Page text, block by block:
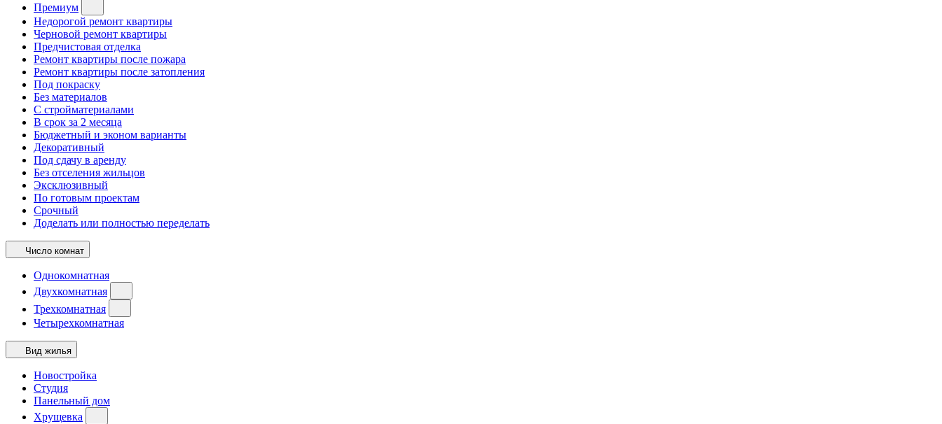
Премиум
Недорогой ремонт квартиры
Черновой ремонт квартиры
Предчистовая отделка
Ремонт квартиры после пожара
Ремонт квартиры после затопления
Под покраску
Без материалов
С стройматериалами
В срок за 2 месяца
Бюджетный и эконом варианты
Декоративный
Под сдачу в аренду
Без отселения жильцов
Эксклюзивный
По готовым проектам
Срочный
Доделать или полностью переделать
Число комнат
Однокомнатная
Двухкомнатная
Трехкомнатная
Четырехкомнатная
Вид жилья
Новостройка
Студия
Панельный дом
Хрущевка